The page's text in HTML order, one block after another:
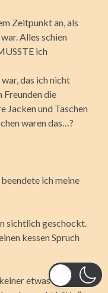
Zeitpunkt an, als
Alles schien
ich
das ich nicht
Freunden die
Jacken und Taschen
waren das…?
beendete ich meine
sichtlich geschockt.
kessen Spruch
etwas